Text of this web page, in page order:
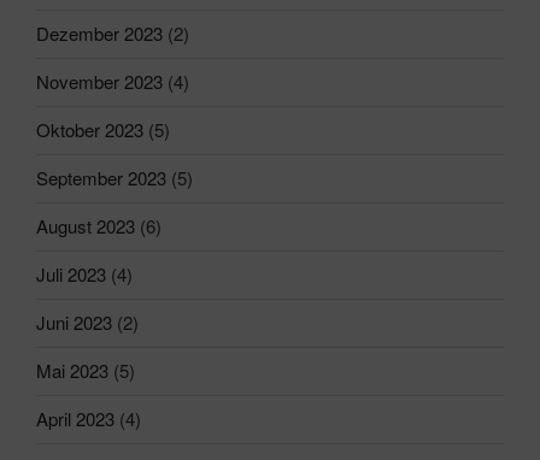
Dezember 2023 (2)
November 2023 (4)
Oktober 2023 (5)
September 2023 (5)
August 2023 (6)
Juli 2023 (4)
Juni 2023 (2)
Mai 2023 (5)
April 2023 (4)